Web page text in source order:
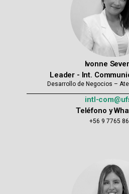
Ivonne
Leader - Int.
Desarrollo de Negocios –
intl-
Teléfono y
+56 9 7765